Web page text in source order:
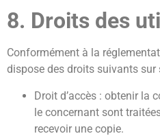
8. Droits des
Conformément à la
dispose des droits suivants sur
Droit d’accès : obtenir la
le concernant sont
recevoir une copie.